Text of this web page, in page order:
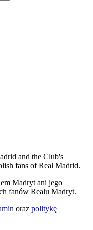
and the Club's
fans of Real Madrid.
Madryt ani jego
fanów Realu Madryt.
oraz politykę